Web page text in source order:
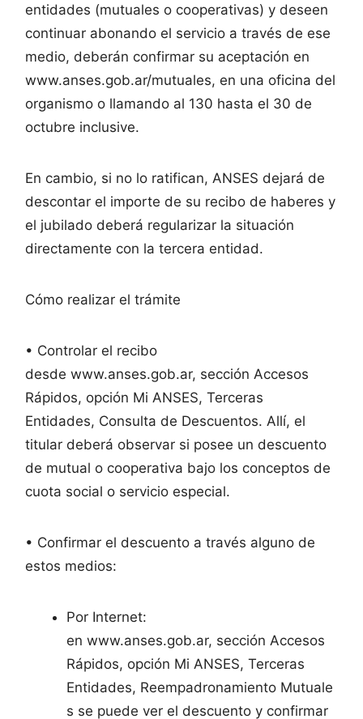
entidades (mutuales o cooperativas) y deseen
continuar abonando el servicio a través de ese
medio, deberán confirmar su aceptación en
www.anses.gob.ar/mutuales, en una oficina del
organismo o llamando al 130 hasta el 30 de
octubre inclusive.
En cambio, si no lo ratifican, ANSES dejará de
descontar el importe de su recibo de haberes y
el jubilado deberá regularizar la situación
directamente con la tercera entidad.
Cómo realizar el trámite
• Controlar el recibo
desde www.anses.gob.ar, sección Accesos
Rápidos, opción Mi ANSES, Terceras
Entidades, Consulta de Descuentos. Allí, el
titular deberá observar si posee un descuento
de mutual o cooperativa bajo los conceptos de
cuota social o servicio especial.
• Confirmar el descuento a través alguno de
estos medios:
Por Internet:
en www.anses.gob.ar, sección Accesos
Rápidos, opción Mi ANSES, Terceras
Entidades, Reempadronamiento Mutuale
s se puede ver el descuento y confirmar